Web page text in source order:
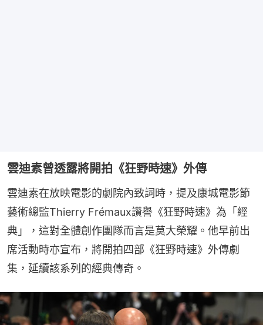
雲迪素曾透露將開拍《狂野時速》外傳
雲迪素在放映電影的劇院內致詞時，提及康城電影節
藝術總監Thierry Frémaux讚譽《狂野時速》為「經
典」，這對全體創作團隊而言是莫大榮耀。他早前出
席活動時亦宣布，將開拍四部《狂野時速》外傳劇
集，延續該系列的經典傳奇。